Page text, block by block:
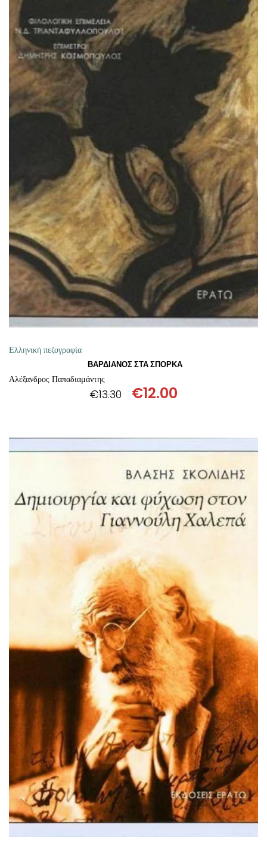
ΠΡΟΣΘΉΚΗ ΣΤΟ ΚΑΛΆΘΙ
ΠΡΟΣΘΉΚΗ ΣΤΟ ΚΑΛΆΘΙ
Ελληνική πεζογραφία
ΒΑΡΔΙΑΝΟΣ ΣΤΑ ΣΠΟΡΚΑ
Αλέξανδρος Παπαδιαμάντης
€13.30
was:
€13.30.
€12.00
τιμή
είναι:
€12.00.